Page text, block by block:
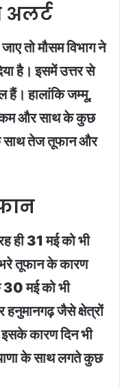
अलर्ट
तो मौसम विभाग ने
है। इसमें उत्तर से
हैं। हालांकि जम्मू,
और साथ के कुछ
साथ तेज तूफान और
ही 31 मई को भी
तूफान के कारण
30 मई को भी
जैसे क्षेत्रों
कारण दिन भी
के साथ लगते कुछ